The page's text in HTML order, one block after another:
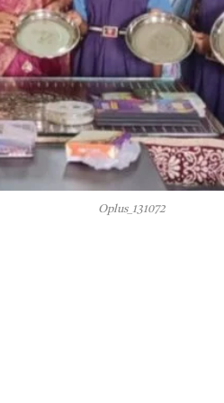
Oplus_131072